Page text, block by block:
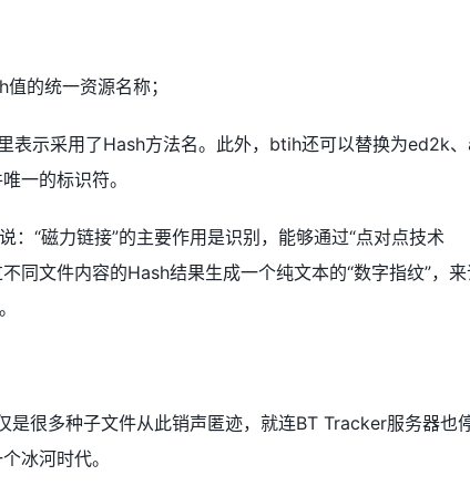
的统一资源名称；
示采用了Hash方法名。此外，btih还可以替换为ed2k
一的标识符。
：“磁力链接”的主要作用是识别，能够通过“点对点技术
同文件内容的Hash结果生成一个纯文本的“数字指纹”，
很多种子文件从此销声匿迹，就连BT Tracker服务器也
冰河时代。